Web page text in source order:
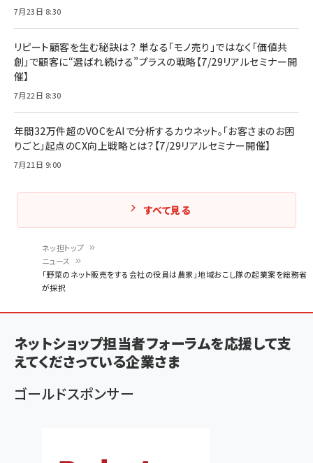
く
ず
ネッ担トップ
ニュース
「野菜のネット販売をする会社の役員は農家」地域おこし隊の起業案を総務省
が採択
7月23日 8:30
リピート顧客を生む秘訣は？ 単なる「モノ売り」ではなく「価値共
創」で顧客に“選ばれ続ける”プラスの戦略【7/29リアルセミナー開
催】
7月22日 8:30
年間32万件超のVOCをAIで分析するカウネット。「お客さまのお困
りごと」起点のCX向上戦略とは？【7/29リアルセミナー開催】
7月21日 9:00
すべて見る
ネットショップ担当者フォーラムを応援して支
えてくださっている企業さま
ゴールドスポンサー